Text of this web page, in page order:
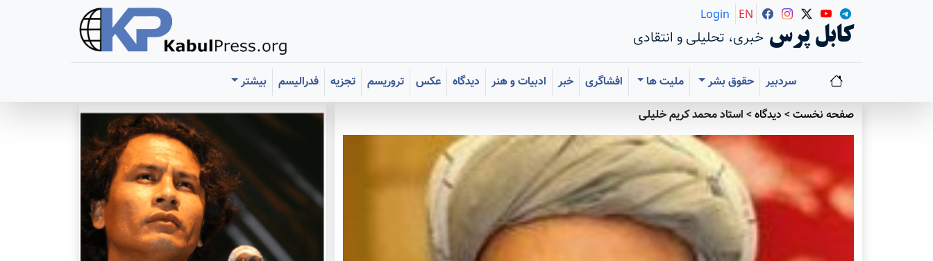
کابل پرس خبری، تحلیلی و انتقادی
Login EN
سردبیر حقوق بشر ملیت ها افشاگری خبر ادبیات و هنر دیدگاه عکس تروریسم تجزیه فدرالیسم
بیشتر
صفحه نخست> دیدگاه> استاد محمد کریم خلیلی